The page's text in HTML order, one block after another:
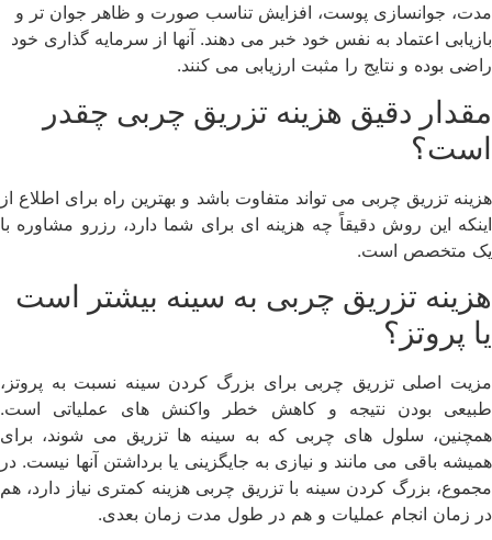
مدت، جوانسازی پوست، افزایش تناسب صورت و ظاهر جوان تر و
بازیابی اعتماد به نفس خود خبر می دهند. آنها از سرمایه گذاری خود
راضی بوده و نتایج را مثبت ارزیابی می کنند.
مقدار دقیق هزینه تزریق چربی چقدر
است؟
هزینه تزریق چربی می تواند متفاوت باشد و بهترین راه برای اطلاع از
اینکه این روش دقیقاً چه هزینه ای برای شما دارد، رزرو مشاوره با
یک متخصص است.
هزینه تزریق چربی به سینه بیشتر است
یا پروتز؟
مزیت اصلی تزریق چربی برای بزرگ کردن سینه نسبت به پروتز،
طبیعی بودن نتیجه و کاهش خطر واکنش های عملیاتی است.
همچنین، سلول های چربی که به سینه ها تزریق می شوند، برای
همیشه باقی می مانند و نیازی به جایگزینی یا برداشتن آنها نیست. در
مجموع، بزرگ کردن سینه با تزریق چربی هزینه کمتری نیاز دارد، هم
در زمان انجام عملیات و هم در طول مدت زمان بعدی.